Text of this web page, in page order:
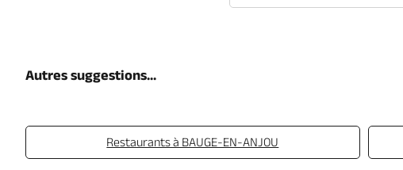
Autres suggestions...
Restaurants à BAUGE-EN-ANJOU